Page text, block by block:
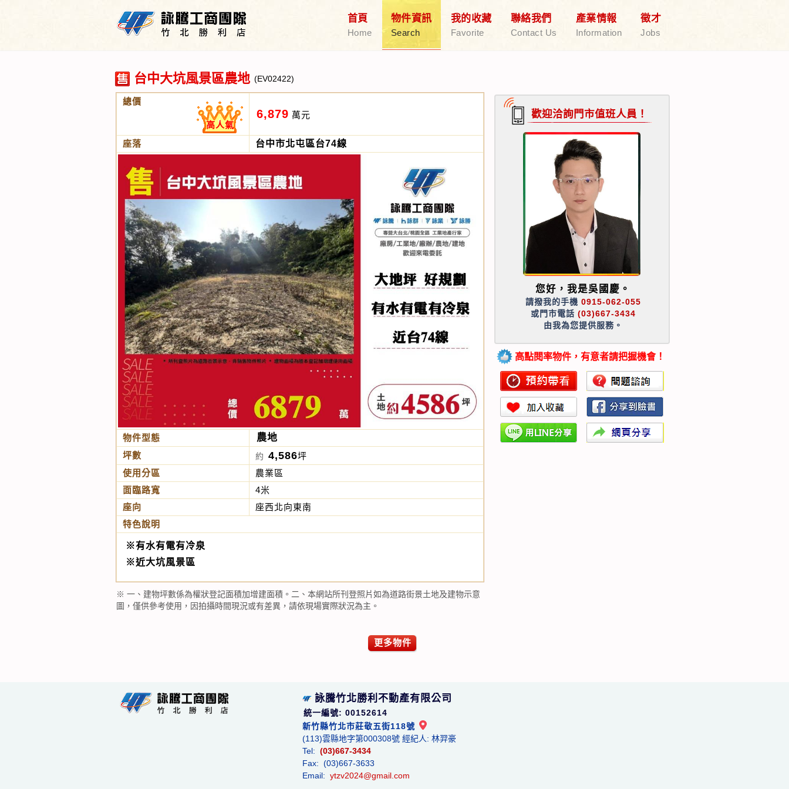
首頁
Home
物件資訊
Search
我的收藏
Favorite
聯絡我們
Contact Us
產業情報
Information
徵才
Jobs
台中大坑風景區農地 (EV02422)
總價
高人氣
6,879 萬元
座落 台中市北屯區台74線
物件型態 農地
坪數 約 4,586坪
使用分區
農業區
面臨路寬
4米
座向
座西北向東南
特色說明
※有水有電有冷泉
※近大坑風景區
※ 一、建物坪數係為權狀登記面積加增建面積。二、本網站所刊登照片如為道路街景土地及建物示意
圖，僅供參考使用，因拍攝時間現況或有差異，請依現場實際狀況為主。
歡迎洽詢門市值班人員！
您好，我是吳國慶。
請撥我的手機 0915-062-055
或門市電話 (03)667-3434
由我為您提供服務。
高點閱率物件，有意者請把握機會！
更多物件
詠騰竹北勝利不動產有限公司
統一編號: 00152614
新竹縣竹北市莊敬五街118號
(113)雲縣地字第000308號 經紀人: 林羿豪
Tel: (03)667-3434
Fax: (03)667-3633
Email: ytzv2024@gmail.com